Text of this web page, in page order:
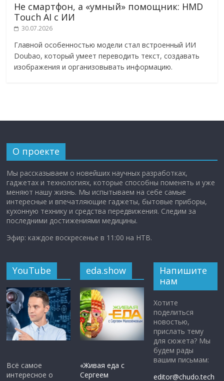
Не смартфон, а «умный» помощник: HMD
Touch AI с ИИ
30.07.2026
Главной особенностью модели стал встроенный ИИ
Doubao, который умеет переводить текст, создавать
изображения и организовывать информацию.
О проекте
Мы рассказываем о новейших научных разработках,
гаджетах и технологиях, которые способны поменять и уже
меняют нашу жизнь. Мы испытываем на себе самые
интересные и впечатляющие гаджеты, бытовые приборы,
кухонную технику и средства передвижения. Следим за
последними достижениями медицины.
Эфир: каждое воскресенье в 11:00 на НТВ.
YouTube
Всё самое
интересное о
eda.show
«Живая еда с
Сергеем
Напишите
нам
Хотите
поделиться
новостью,
прислать тему
для сюжета? Мы
будем рады
вашим письмам:
editor@chudo.tech